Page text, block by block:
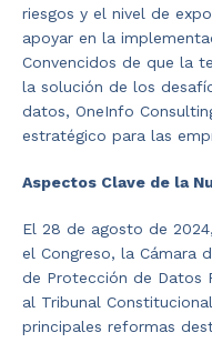
riesgos y el nivel de
apoyar en la
Convencidos de que la
la solución de los
datos, OneInfo
estratégico para las
Aspectos Clave de la
El 28 de agosto de
el Congreso, la Cámara
de Protección de Datos
al Tribunal
principales reformas